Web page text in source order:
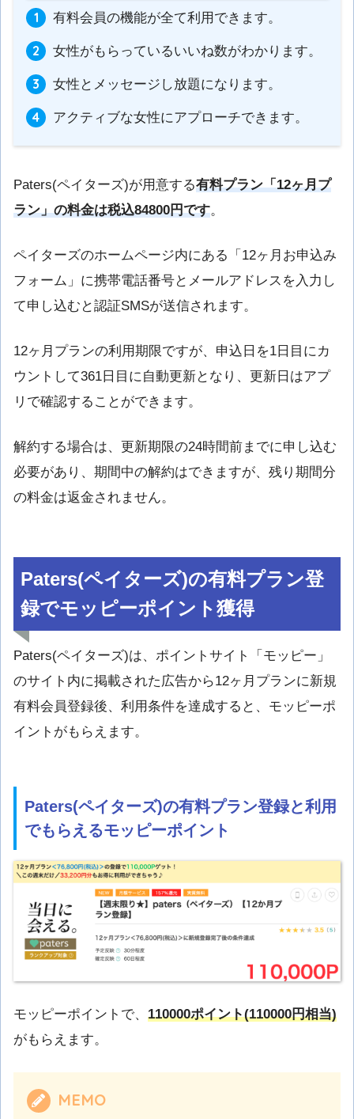
有料会員の機能が全て利用できます。
女性がもらっているいいね数がわかります。
女性とメッセージし放題になります。
アクティブな女性にアプローチできます。
Paters(ペイターズ)が用意する有料プラン「12ヶ月プ
ラン」の料金は税込84800円です。
ペイターズのホームページ内にある「12ヶ月お申込み
フォーム」に携帯電話番号とメールアドレスを入力し
て申し込むと認証SMSが送信されます。
12ヶ月プランの利用期限ですが、申込日を1日目にカ
ウントして361日目に自動更新となり、更新日はアプ
リで確認することができます。
解約する場合は、更新期限の24時間前までに申し込む
必要があり、期間中の解約はできますが、残り期間分
の料金は返金されません。
Paters(ペイターズ)の有料プラン登
録でモッピーポイント獲得
Paters(ペイターズ)は、ポイントサイト「モッピー」
のサイト内に掲載された広告から12ヶ月プランに新規
有料会員登録後、利用条件を達成すると、モッピーポ
イントがもらえます。
Paters(ペイターズ)の有料プラン登録と利用
でもらえるモッピーポイント
モッピーポイントで、 110000ポイント(110000円相当)
がもらえます。
MEMO